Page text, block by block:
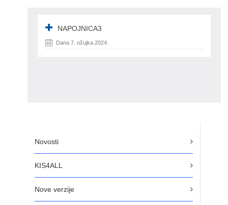
Novosti
KIS4ALL
Nove verzije
NAPOJNICA3
Dana 7. ožujka 2024.